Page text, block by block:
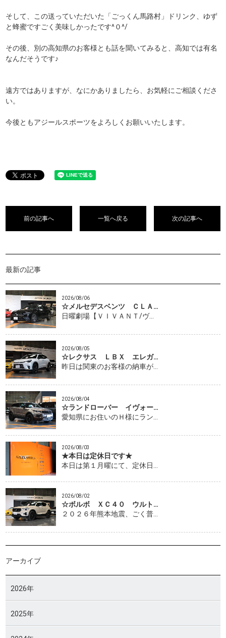
そして、この送っていただいた「ごっくん馬路村」ドリンク、ゆず
と蜂蜜ですごく美味しかったです^０^/
その後、別の高知県のお客様とも話を聞いてみると、高知では有名
なんだそうです♪
遠方ではありますが、なにかありましたら、お気軽にご相談くださ
い。
今後ともアジールスポーツをよろしくお願いいたします。
前の記事へ 一覧へ戻る 次の記事へ
最新の記事
2026/08/06
☆メルセデスベンツ ＣＬＡ…
日曜劇場【ＶＩＶＡＮＴ/ヴ…
2026/08/05
☆レクサス ＬＢＸ エレガ…
昨日は関東のお客様の納車が…
2026/08/04
☆ランドローバー イヴォー…
愛知県にお住いのＨ様にラン…
2026/08/03
★本日は定休日です★
本日は第１月曜にて、定休日…
2026/08/02
☆ボルボ ＸＣ４０ ウルト…
２０２６年熊本地震、ごく普…
アーカイブ
2026年
2025年